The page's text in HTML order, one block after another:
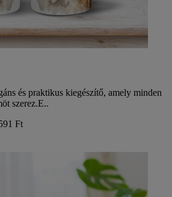
és praktikus kiegészítő, amely minden
szerez.E..
Ft